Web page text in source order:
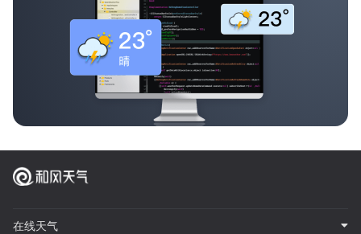
在线天气